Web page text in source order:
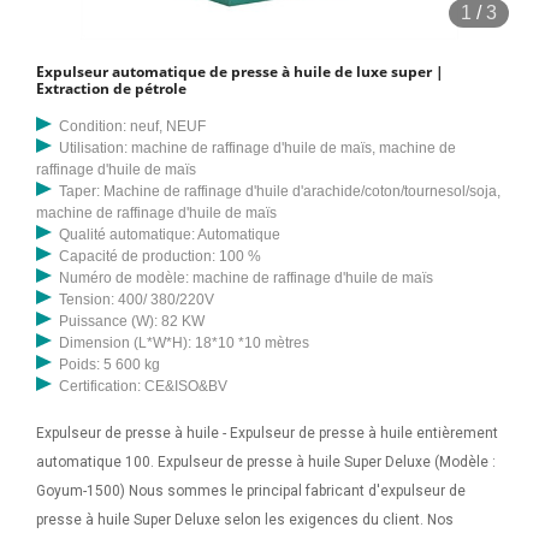
1 /3
Expulseur automatique de presse à huile de luxe super |
Extraction de pétrole
Condition: neuf, NEUF
Utilisation: machine de raffinage d'huile de maïs, machine de
raffinage d'huile de maïs
Taper: Machine de raffinage d'huile d'arachide/coton/tournesol/soja,
machine de raffinage d'huile de maïs
Qualité automatique: Automatique
Capacité de production: 100 %
Numéro de modèle: machine de raffinage d'huile de maïs
Tension: 400/ 380/220V
Puissance (W): 82 KW
Dimension (L*W*H): 18*10 *10 mètres
Poids: 5 600 kg
Certification: CE&ISO&BV
Expulseur de presse à huile - Expulseur de presse à huile entièrement
automatique 100. Expulseur de presse à huile Super Deluxe (Modèle :
Goyum-1500) Nous sommes le principal fabricant d'expulseur de
presse à huile Super Deluxe selon les exigences du client. Nos